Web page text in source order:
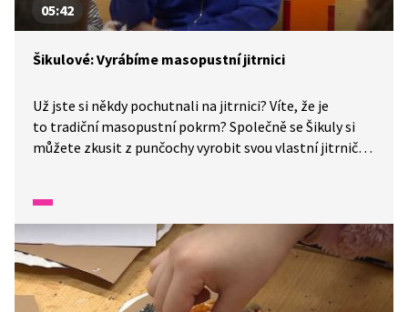
05:42
Šikulové: Vyrábíme masopustní jitrnici
Už jste si někdy pochutnali na jitrnici? Víte, že je
to tradiční masopustní pokrm? Společně se Šikuly si
můžete zkusit z punčochy vyrobit svou vlastní jitrničku.
nůžky, špejle.